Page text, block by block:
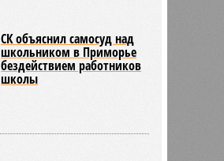
СК объяснил самосуд над
школьником в Приморье
бездействием работников
школы